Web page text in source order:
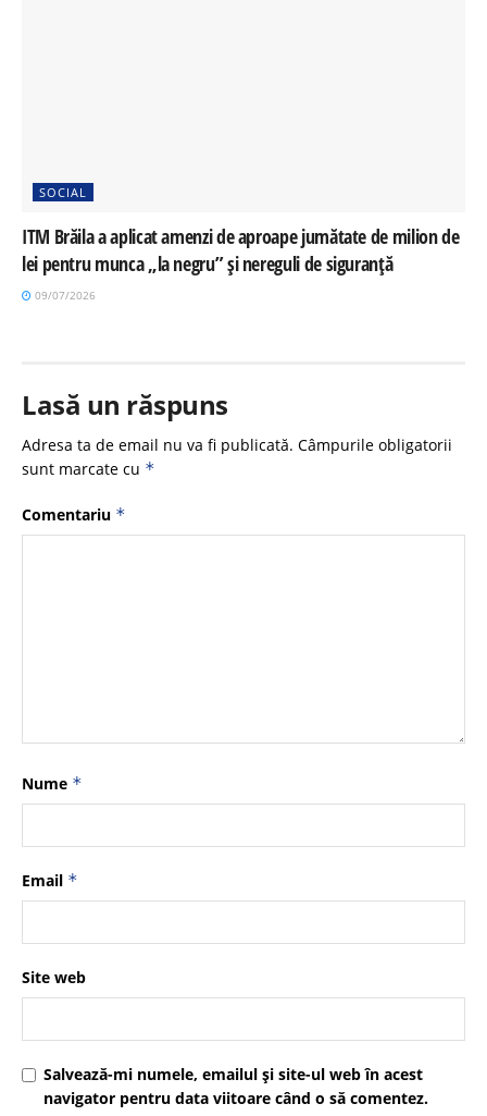
SOCIAL
ITM Brăila a aplicat amenzi de aproape jumătate de milion de
lei pentru munca „la negru” și nereguli de siguranță
09/07/2026
Lasă un răspuns
Adresa ta de email nu va fi publicată. Câmpurile obligatorii
sunt marcate cu *
Comentariu *
Nume *
Email *
Site web
Salvează-mi numele, emailul și site-ul web în acest
navigator pentru data viitoare când o să comentez.